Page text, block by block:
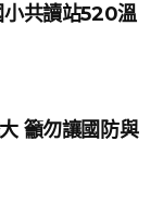
小共讀站520溫
籲勿讓國防與